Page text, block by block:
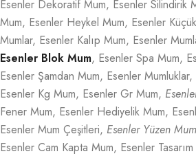
Esenler Dekoratif Mum, Esenler Silindirik
Mum, Esenler Heykel Mum, Esenler
Mumlar, Esenler Kalıp Mum, Esenler
Esenler Blok Mum, Esenler Spa Mum,
Esenler Şamdan Mum, Esenler
Esenler Kg Mum, Esenler Gr Mum,
Fener Mum, Esenler Hediyelik Mum,
Esenler Mum Çeşitleri, Esenler Yüzen Mum
Esenler Cam Kapta Mum, Esenler